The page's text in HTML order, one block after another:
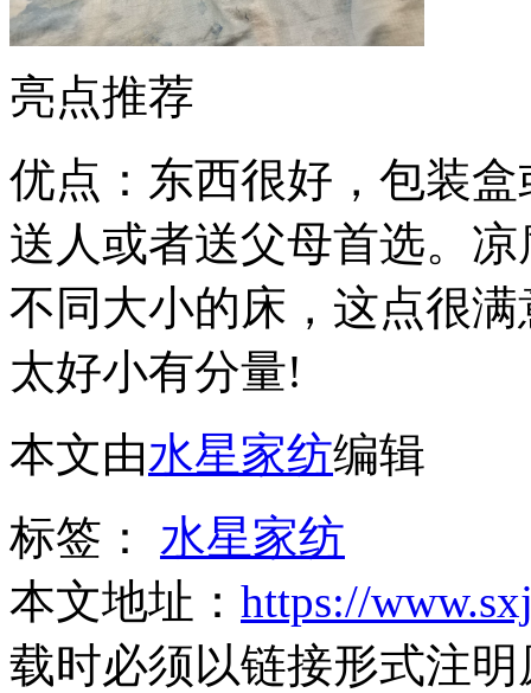
亮点推荐
优点：东西很好，包装
送人或者送父母首选。
不同大小的床，这点很
太好小有分量!
本文由水星家纺编辑
标签： 水星家纺
本文地址： https://
载时必须以链接形式注